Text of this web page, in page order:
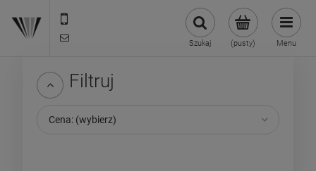
(pusty)
Szukaj Menu
Filtruj
Cena: (wybierz)